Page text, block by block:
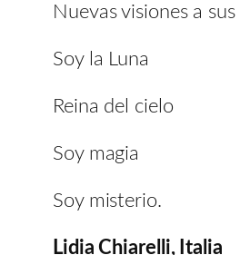
Nuevas visiones a
Soy la Luna
Reina del cielo
Soy magia
Soy misterio.
Lidia Chiarelli, Italia